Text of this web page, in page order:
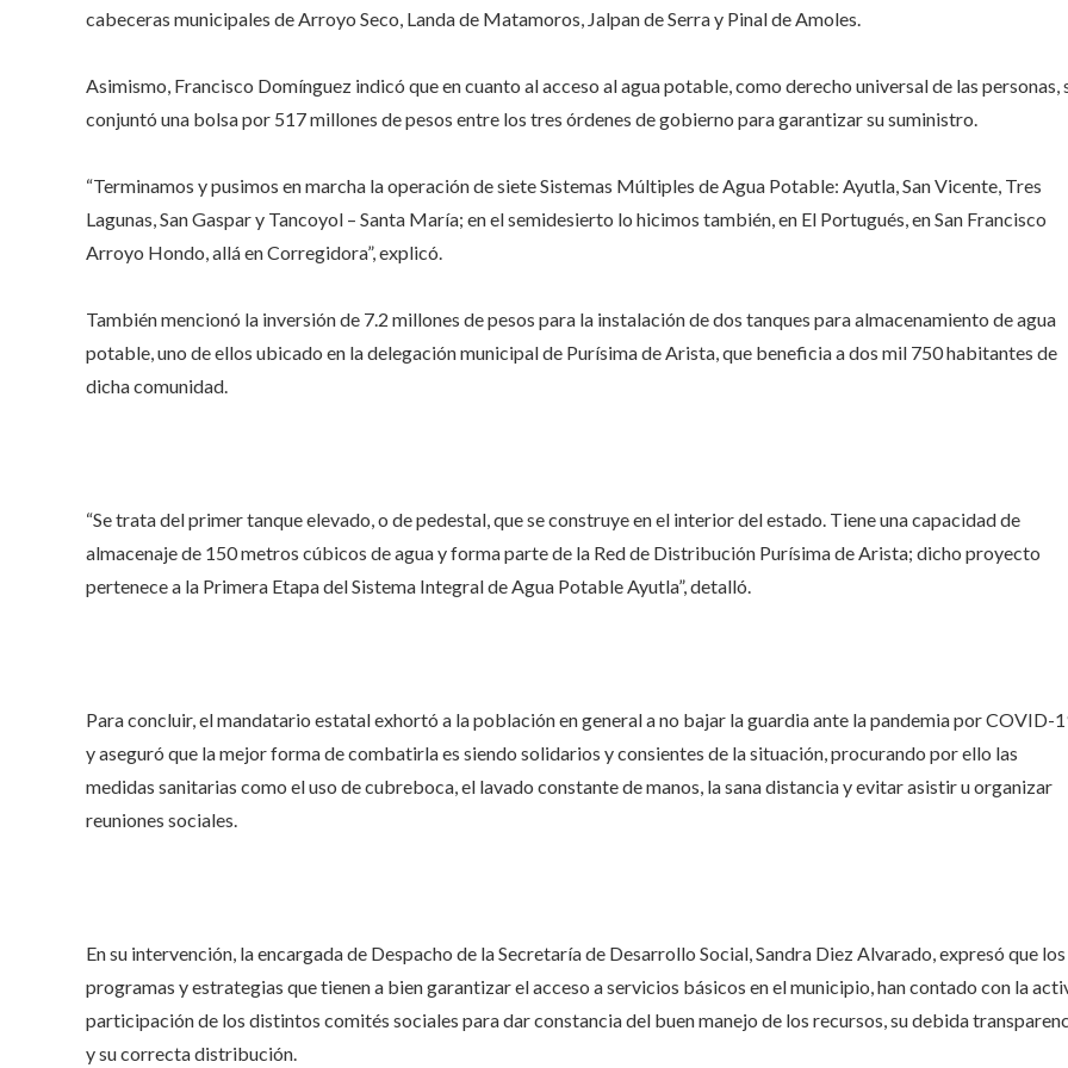
cabeceras municipales de Arroyo Seco, Landa de Matamoros, Jalpan de Serra y Pinal de Amoles.
Asimismo, Francisco Domínguez indicó que en cuanto al acceso al agua potable, como derecho universal de las personas,
conjuntó una bolsa por 517 millones de pesos entre los tres órdenes de gobierno para garantizar su suministro.
“Terminamos y pusimos en marcha la operación de siete Sistemas Múltiples de Agua Potable: Ayutla, San Vicente, Tres
Lagunas, San Gaspar y Tancoyol – Santa María; en el semidesierto lo hicimos también, en El Portugués, en San Francisco
Arroyo Hondo, allá en Corregidora”, explicó.
También mencionó la inversión de 7.2 millones de pesos para la instalación de dos tanques para almacenamiento de agua
potable, uno de ellos ubicado en la delegación municipal de Purísima de Arista, que beneficia a dos mil 750 habitantes de
dicha comunidad.
“Se trata del primer tanque elevado, o de pedestal, que se construye en el interior del estado. Tiene una capacidad de
almacenaje de 150 metros cúbicos de agua y forma parte de la Red de Distribución Purísima de Arista; dicho proyecto
pertenece a la Primera Etapa del Sistema Integral de Agua Potable Ayutla”, detalló.
Para concluir, el mandatario estatal exhortó a la población en general a no bajar la guardia ante la pandemia por COVID-
y aseguró que la mejor forma de combatirla es siendo solidarios y consientes de la situación, procurando por ello las
medidas sanitarias como el uso de cubreboca, el lavado constante de manos, la sana distancia y evitar asistir u organizar
reuniones sociales.
En su intervención, la encargada de Despacho de la Secretaría de Desarrollo Social, Sandra Diez Alvarado, expresó que los
programas y estrategias que tienen a bien garantizar el acceso a servicios básicos en el municipio, han contado con la
participación de los distintos comités sociales para dar constancia del buen manejo de los recursos, su debida
y su correcta distribución.